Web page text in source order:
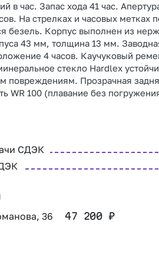
в час. Запас хода 41 час.
На стрелках и часовых метках
безель. Корпус выполнен из
43 мм, толщина 13 мм.
4 часов. Каучуковый
стекло Hardlex
повреждениям. Прозрачная
WR 100 (плавание без
СДЭК
36 47 200₽